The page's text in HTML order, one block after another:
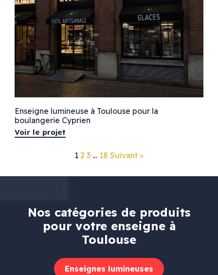
Enseigne lumineuse à Toulouse pour la
boulangerie Cyprien
Voir le projet
1 2 3 … 18 Suivant »
Nos catégories de produits
pour votre enseigne à
Toulouse
Enseignes lumineuses